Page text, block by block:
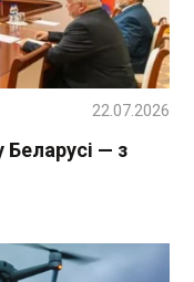
— з
22.07.2026